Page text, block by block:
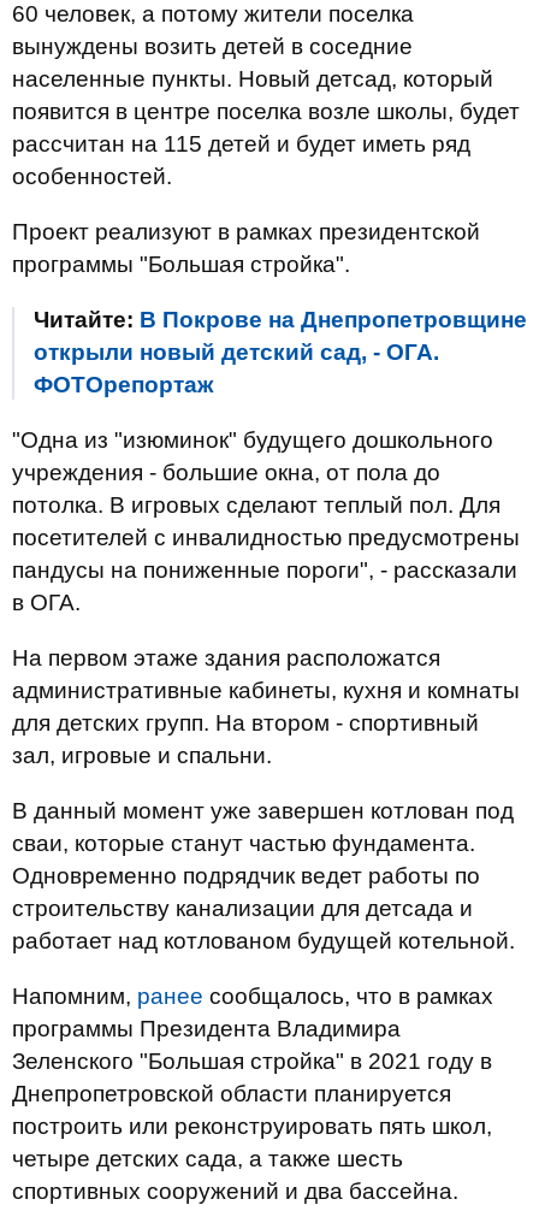
60 человек, а потому жители поселка
вынуждены возить детей в соседние
населенные пункты. Новый детсад, который
появится в центре поселка возле школы, будет
рассчитан на 115 детей и будет иметь ряд
особенностей.
Проект реализуют в рамках президентской
программы "Большая стройка".
Читайте: В Покрове на Днепропетровщине
открыли новый детский сад, - ОГА.
ФОТОрепортаж
"Одна из "изюминок" будущего дошкольного
учреждения - большие окна, от пола до
потолка. В игровых сделают теплый пол. Для
посетителей с инвалидностью предусмотрены
пандусы на пониженные пороги", - рассказали
в ОГА.
На первом этаже здания расположатся
административные кабинеты, кухня и комнаты
для детских групп. На втором - спортивный
зал, игровые и спальни.
В данный момент уже завершен котлован под
сваи, которые станут частью фундамента.
Одновременно подрядчик ведет работы по
строительству канализации для детсада и
работает над котлованом будущей котельной.
Напомним, ранее сообщалось, что в рамках
программы Президента Владимира
Зеленского "Большая стройка" в 2021 году в
Днепропетровской области планируется
построить или реконструировать пять школ,
четыре детских сада, а также шесть
спортивных сооружений и два бассейна.